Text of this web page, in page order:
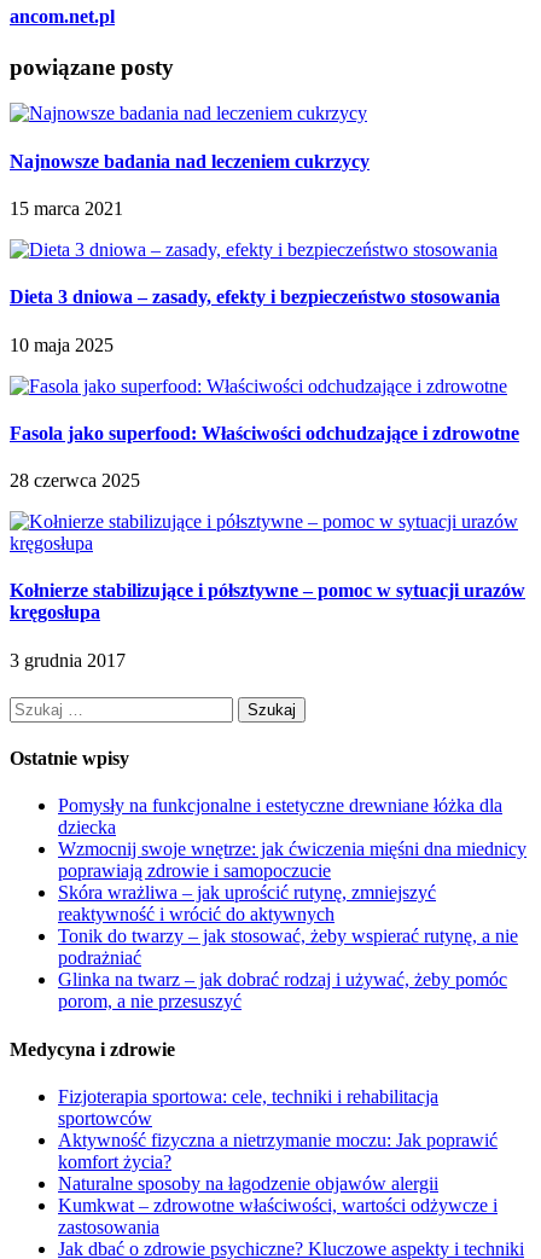
ancom.net.pl
powiązane posty
Najnowsze badania nad leczeniem cukrzycy
15 marca 2021
Dieta 3 dniowa – zasady, efekty i bezpieczeństwo stosowania
10 maja 2025
Fasola jako superfood: Właściwości odchudzające i zdrowotne
28 czerwca 2025
Kołnierze stabilizujące i półsztywne – pomoc w sytuacji urazów
kręgosłupa
3 grudnia 2017
Szukaj:
Ostatnie wpisy
Pomysły na funkcjonalne i estetyczne drewniane łóżka dla
dziecka
Wzmocnij swoje wnętrze: jak ćwiczenia mięśni dna miednicy
poprawiają zdrowie i samopoczucie
Skóra wrażliwa – jak uprościć rutynę, zmniejszyć
reaktywność i wrócić do aktywnych
Tonik do twarzy – jak stosować, żeby wspierać rutynę, a nie
podrażniać
Glinka na twarz – jak dobrać rodzaj i używać, żeby pomóc
porom, a nie przesuszyć
Medycyna i zdrowie
Fizjoterapia sportowa: cele, techniki i rehabilitacja
sportowców
Aktywność fizyczna a nietrzymanie moczu: Jak poprawić
komfort życia?
Naturalne sposoby na łagodzenie objawów alergii
Kumkwat – zdrowotne właściwości, wartości odżywcze i
zastosowania
Jak dbać o zdrowie psychiczne? Kluczowe aspekty i techniki